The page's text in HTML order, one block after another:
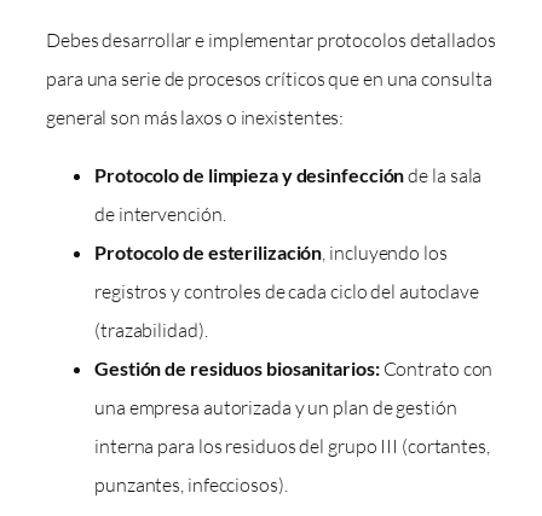
Debes desarrollar e implementar protocolos detallados
para una serie de procesos críticos que en una consulta
general son más laxos o inexistentes:
Protocolo de limpieza y desinfecciónde la sala
de intervención.
Protocolo de esterilización , incluyendo los
registros y controles de cada ciclo del autoclave
(trazabilidad).
Gestión de residuos biosanitarios:Contrato con
una empresa autorizada y un plan de gestión
interna para los residuos del grupo III (cortantes,
punzantes, infecciosos).